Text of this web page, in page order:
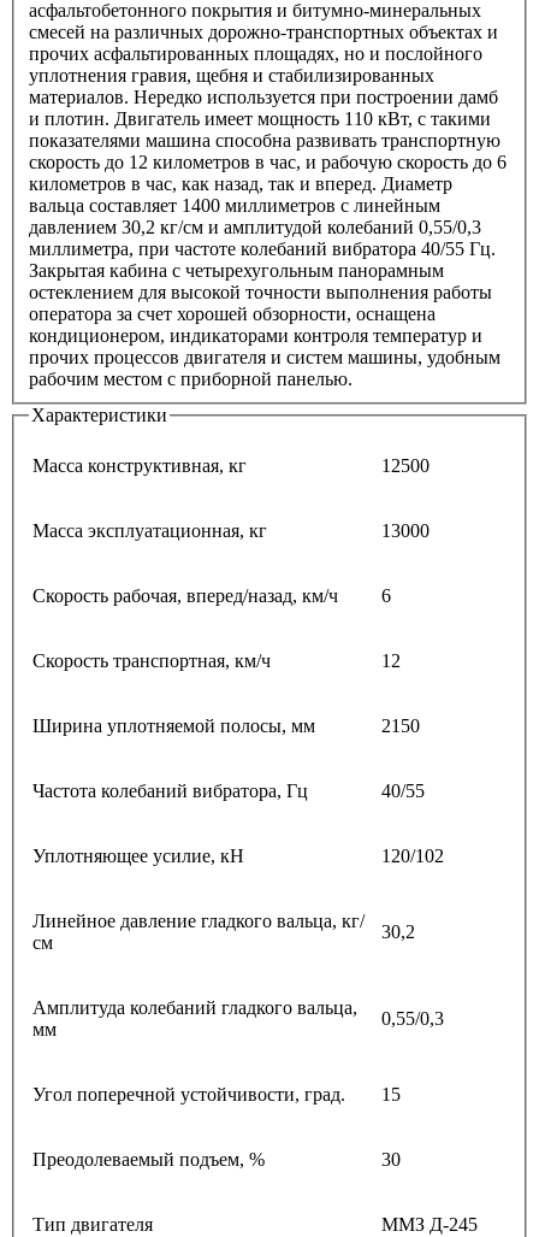
асфальтобетонного покрытия и битумно-минеральных
смесей на различных дорожно-транспортных объектах и
прочих асфальтированных площадях, но и послойного
уплотнения гравия, щебня и стабилизированных
материалов. Нередко используется при построении дамб
и плотин. Двигатель имеет мощность 110 кВт, с такими
показателями машина способна развивать транспортную
скорость до 12 километров в час, и рабочую скорость до 6
километров в час, как назад, так и вперед. Диаметр
вальца составляет 1400 миллиметров с линейным
давлением 30,2 кг/см и амплитудой колебаний 0,55/0,3
миллиметра, при частоте колебаний вибратора 40/55 Гц.
Закрытая кабина с четырехугольным панорамным
остеклением для высокой точности выполнения работы
оператора за счет хорошей обзорности, оснащена
кондиционером, индикаторами контроля температур и
прочих процессов двигателя и систем машины, удобным
рабочим местом с приборной панелью.
Характеристики
Масса конструктивная, кг 12500
Масса эксплуатационная, кг 13000
Скорость рабочая, вперед/назад, км/ч 6
Скорость транспортная, км/ч 12
Ширина уплотняемой полосы, мм 2150
Частота колебаний вибратора, Гц 40/55
Уплотняющее усилие, кН 120/102
Линейное давление гладкого вальца, кг/
см
30,2
Амплитуда колебаний гладкого вальца,
мм
0,55/0,3
Угол поперечной устойчивости, град. 15
Преодолеваемый подъем, % 30
Тип двигателя ММЗ Д-245